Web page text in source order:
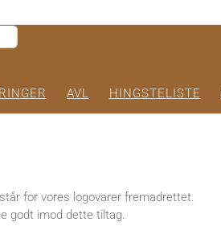
AVL HINGSTELISTE
for vores logovarer fremadrettet.
godt imod dette tiltag.